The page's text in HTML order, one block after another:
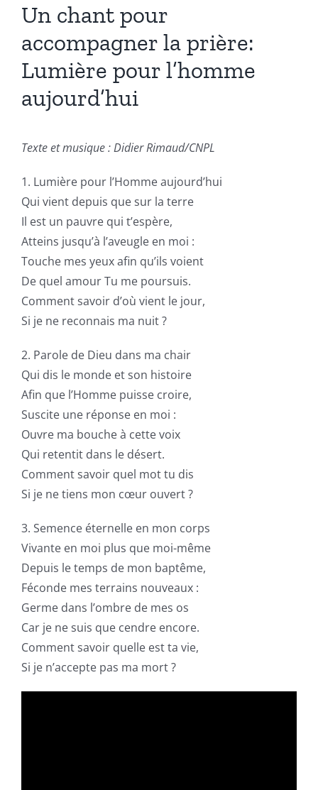
Un chant pour
accompagner la prière:
Lumière pour l’homme
aujourd’hui
Texte et musique : Didier Rimaud/CNPL
1. Lumière pour l’Homme aujourd’hui
Qui vient depuis que sur la terre
Il est un pauvre qui t’espère,
Atteins jusqu’à l’aveugle en moi :
Touche mes yeux afin qu’ils voient
De quel amour Tu me poursuis.
Comment savoir d’où vient le jour,
Si je ne reconnais ma nuit ?
2. Parole de Dieu dans ma chair
Qui dis le monde et son histoire
Afin que l’Homme puisse croire,
Suscite une réponse en moi :
Ouvre ma bouche à cette voix
Qui retentit dans le désert.
Comment savoir quel mot tu dis
Si je ne tiens mon cœur ouvert ?
3. Semence éternelle en mon corps
Vivante en moi plus que moi-même
Depuis le temps de mon baptême,
Féconde mes terrains nouveaux :
Germe dans l’ombre de mes os
Car je ne suis que cendre encore.
Comment savoir quelle est ta vie,
Si je n’accepte pas ma mort ?